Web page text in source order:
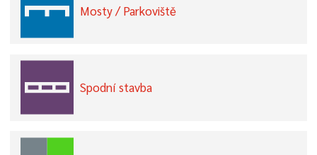
Mosty / Parkoviště
Spodní stavba